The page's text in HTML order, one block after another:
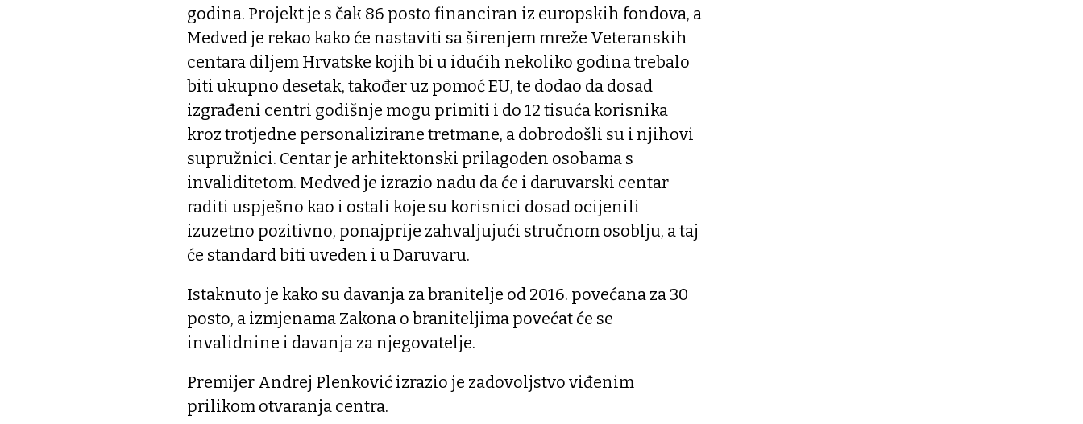
godina. Projekt je s čak 86 posto financiran iz europskih fondova, a
Medved je rekao kako će nastaviti sa širenjem mreže Veteranskih
centara diljem Hrvatske kojih bi u idućih nekoliko godina trebalo
biti ukupno desetak, također uz pomoć EU, te dodao da dosad
izgrađeni centri godišnje mogu primiti i do 12 tisuća korisnika
kroz trotjedne personalizirane tretmane, a dobrodošli su i njihovi
supružnici. Centar je arhitektonski prilagođen osobama s
invaliditetom. Medved je izrazio nadu da će i daruvarski centar
raditi uspješno kao i ostali koje su korisnici dosad ocijenili
izuzetno pozitivno, ponajprije zahvaljujući stručnom osoblju, a taj
će standard biti uveden i u Daruvaru.
Istaknuto je kako su davanja za branitelje od 2016. povećana za 30
posto, a izmjenama Zakona o braniteljima povećat će se
invalidnine i davanja za njegovatelje.
Premijer Andrej Plenković izrazio je zadovoljstvo viđenim
prilikom otvaranja centra.